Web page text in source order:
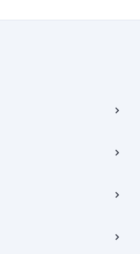
학동, 트윈트리빌딩) B동 5층
24, 7층, 8층 미소
래당사자에게 있습니다.